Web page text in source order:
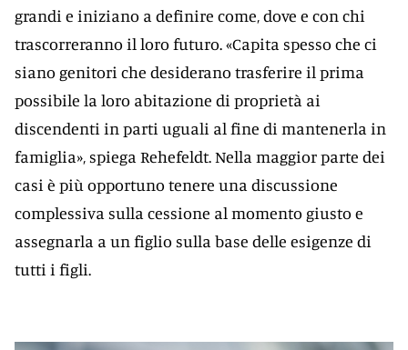
grandi e iniziano a definire come, dove e con chi
trascorreranno il loro futuro. «Capita spesso che ci
siano genitori che desiderano trasferire il prima
possibile la loro abitazione di proprietà ai
discendenti in parti uguali al fine di mantenerla in
famiglia», spiega Rehefeldt. Nella maggior parte dei
casi è più opportuno tenere una discussione
complessiva sulla cessione al momento giusto e
assegnarla a un figlio sulla base delle esigenze di
tutti i figli.